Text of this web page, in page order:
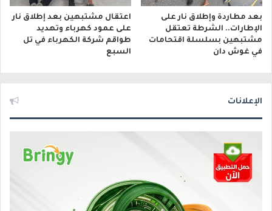
بعد مطاردة وإطلاق نار على
الإطارات.. الشرطة تعتقل
مشتبهين بسلسلة اقتحامات
في غوش دان
اعتقال مشتبهين بعد إطلاق نار
على عمود كهرباء وتهديد
طواقم شركة الكهرباء في تل
السبع
الإعلانات